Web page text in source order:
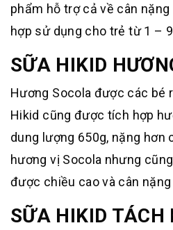
phẩm hỗ trợ cả về cân
hợp sử dụng cho trẻ từ 1 –
SỮA HIKID
Hương Socola được các bé
Hikid cũng được tích hợp
dung lượng 650g, nặng hơn
hương vị Socola nhưng
được chiều cao và cân
SỮA HIKID TÁCH